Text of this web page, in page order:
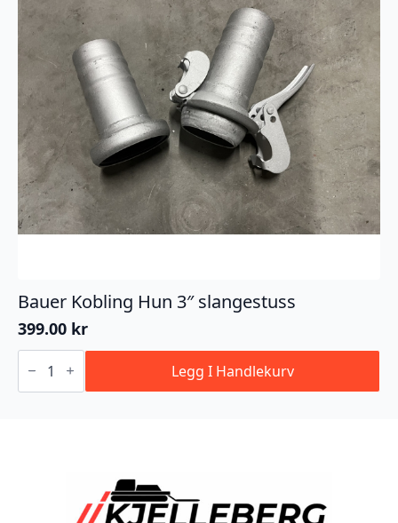
på
produktsiden
Bauer Kobling Hun 3″ slangestuss
399.00 kr
Bauer
Kobling
3"
Legg I Handlekurv